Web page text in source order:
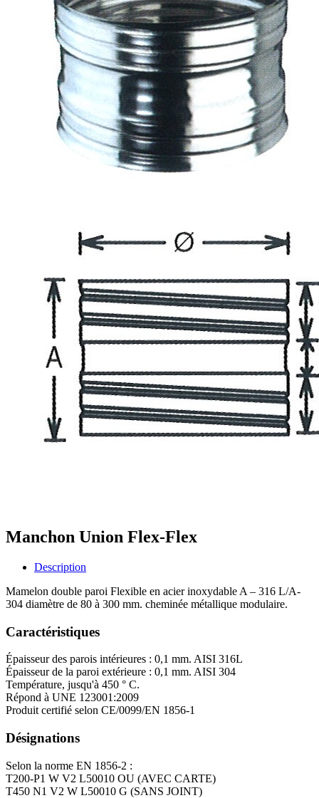
Manchon Union Flex-Flex
Description
Mamelon double paroi Flexible en acier inoxydable A – 316 L/A-
304 diamètre de 80 à 300 mm. cheminée métallique modulaire.
Caractéristiques
Épaisseur des parois intérieures : 0,1 mm. AISI 316L
Épaisseur de la paroi extérieure : 0,1 mm. AISI 304
Température, jusqu'à 450 ° C.
Répond à UNE 123001:2009
Produit certifié selon CE/0099/EN 1856-1
Désignations
Selon la norme EN 1856-2 :
T200-P1 W V2 L50010 OU (AVEC CARTE)
T450 N1 V2 W L50010 G (SANS JOINT)